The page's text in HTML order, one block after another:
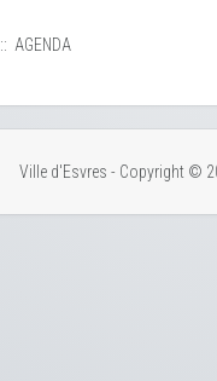
:: AGENDA
Ville d'Esvres - Copyright ©